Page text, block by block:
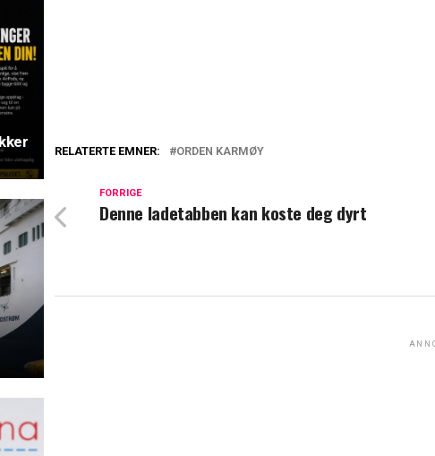
RELATERTE EMNER: ORDEN KARMØY
FORRIGE
Denne ladetabben kan koste deg dyrt